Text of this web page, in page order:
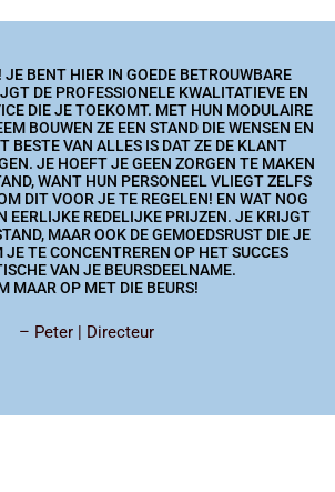
JE BENT HIER IN GOEDE BETROUWBARE
DE PROFESSIONELE KWALITATIEVE EN
DIE JE TOEKOMT. MET HUN MODULAIRE
BOUWEN ZE EEN STAND DIE WENSEN EN
BESTE VAN ALLES IS DAT ZE DE KLANT
JE HOEFT JE GEEN ZORGEN TE MAKEN
WANT HUN PERSONEEL VLIEGT ZELFS
DIT VOOR JE TE REGELEN! EN WAT NOG
EERLIJKE REDELIJKE PRIJZEN. JE KRIJGT
MAAR OOK DE GEMOEDSRUST DIE JE
TE CONCENTREREN OP HET SUCCES
VAN JE BEURSDEELNAME.
MAAR OP MET DIE BEURS!
– Peter | Directeur